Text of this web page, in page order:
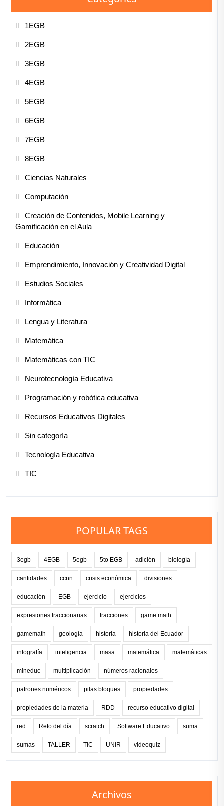
1EGB
2EGB
3EGB
4EGB
5EGB
6EGB
7EGB
8EGB
Ciencias Naturales
Computación
Creación de Contenidos, Mobile Learning y
Gamificación en el Aula
Educación
Emprendimiento, Innovación y Creatividad Digital
Estudios Sociales
Informática
Lengua y Literatura
Matemática
Matemáticas con TIC
Neurotecnología Educativa
Programación y robótica educativa
Recursos Educativos Digitales
Sin categoría
Tecnología Educativa
TIC
POPULAR TAGS
3egb 4EGB 5egb 5to EGB adición biología
cantidades ccnn crisis económica divisiones
educación EGB ejercicio ejercicios
expresiones fraccionarias fracciones game math
gamemath geología historia historia del Ecuador
infografía inteligencia masa matemática matemáticas
mineduc multiplicación números racionales
patrones numéricos pilas bloques propiedades
propiedades de la materia RDD recurso educativo digital
red Reto del día scratch Software Educativo suma
sumas TALLER TIC UNIR videoquiz
Archivos